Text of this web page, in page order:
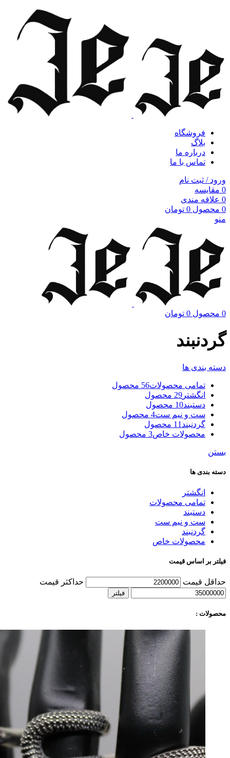
فروشگاه
بلاگ
درباره ما
تماس با ما
ورود / ثبت نام
0 مقایسه
0 علاقه مندی
0 محصول 0 تومان
منو
0 محصول 0 تومان
گردنبند
دسته بندی ها
تمامی محصولات56 محصول
انگشتر 29 محصول
دستبند10 محصول
ست و نیم ست4 محصول
گردنبند 11 محصول
محصولات خاص3 محصول
بستن
دسته بندی ها
انگشتر
تمامی محصولات
دستبند
ست و نیم ست
گردنبند
محصولات خاص
فیلتر بر اساس قیمت
حداقل قیمت حداکثر قیمت
فیلتر
محصولات :